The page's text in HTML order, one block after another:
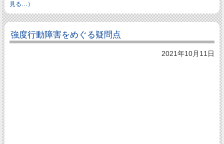
見る…）
強度行動障害をめぐる疑問点
2021年10月11日